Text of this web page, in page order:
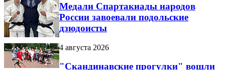
Медали Спартакиады народов
России завоевали подольские
дзюдоисты
4 августа 2026
"Скандинавские прогулки" вошли